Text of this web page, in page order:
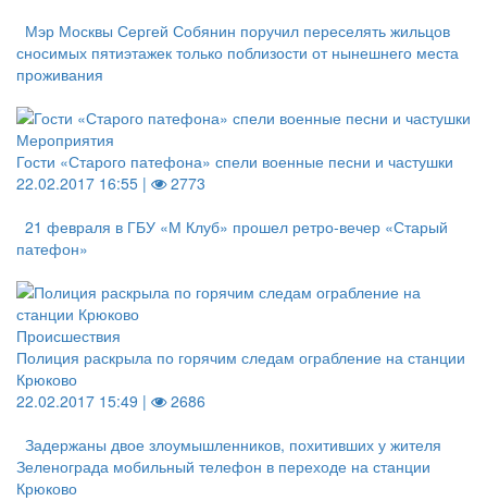
Мэр Москвы Сергей Собянин поручил переселять жильцов
сносимых пятиэтажек только поблизости от нынешнего места
проживания
Мероприятия
Гости «Старого патефона» спели военные песни и частушки
22.02.2017 16:55 |
2773
21 февраля в ГБУ «М Клуб» прошел ретро-вечер «Старый
патефон»
Происшествия
Полиция раскрыла по горячим следам ограбление на станции
Крюково
22.02.2017 15:49 |
2686
Задержаны двое злоумышленников, похитивших у жителя
Зеленограда мобильный телефон в переходе на станции
Крюково